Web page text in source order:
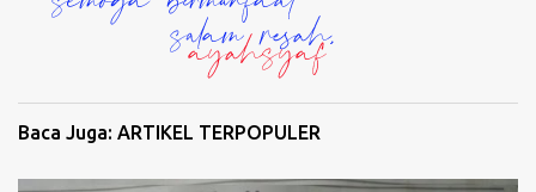
Baca Juga: ARTIKEL TERPOPULER